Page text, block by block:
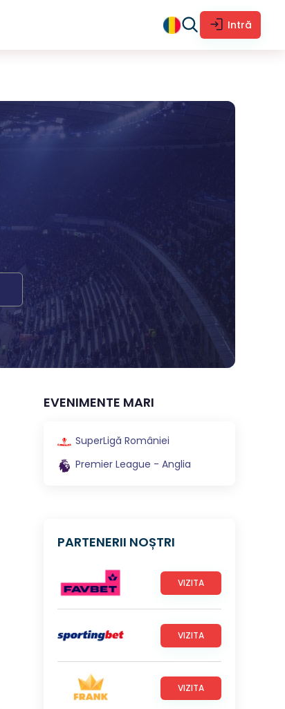
Intră
EVENIMENTE MARI
SuperLigă României
Premier League - Anglia
PARTENERII NOȘTRI
VIZITA
VIZITA
VIZITA